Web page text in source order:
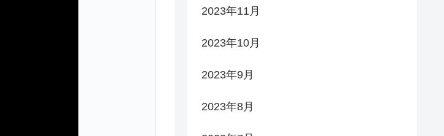
2023年11月
2023年10月
2023年9月
2023年8月